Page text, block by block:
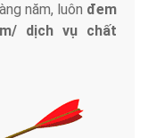
năm, luôn đem
dịch vụ chất